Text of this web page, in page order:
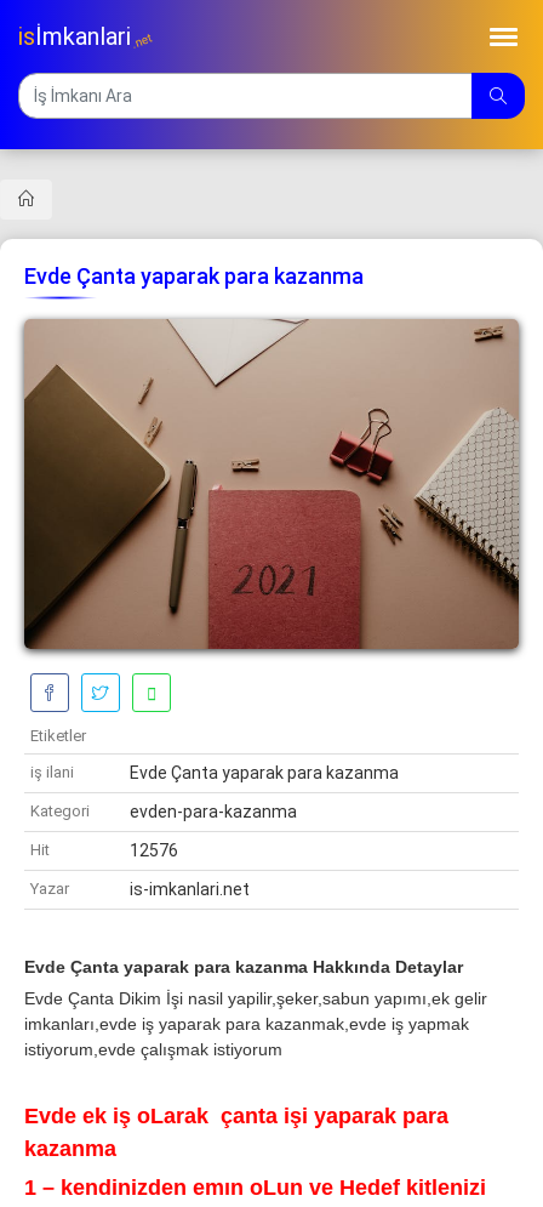
isİmkanlari.net
Evde Çanta yaparak para kazanma
Etiketler
iş ilani
Evde Çanta yaparak para kazanma
Kategori evden-para-kazanma
Hit 12576
Yazar is-imkanlari.net
Evde Çanta yaparak para kazanma Hakkında Detaylar
Evde Çanta Dikim İşi nasil yapilir,şeker,sabun yapımı,ek gelir
imkanları,evde iş yaparak para kazanmak,evde iş yapmak
istiyorum,evde çalışmak istiyorum
Evde ek iş oLarak çanta işi yaparak para
kazanma
1 – kendinizden emın oLun ve Hedef kitlenizi